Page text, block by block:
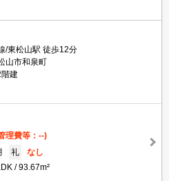
/東松山駅 徒歩12分
山市和泉町
建
理費等：--)
礼
なし
93.67m²